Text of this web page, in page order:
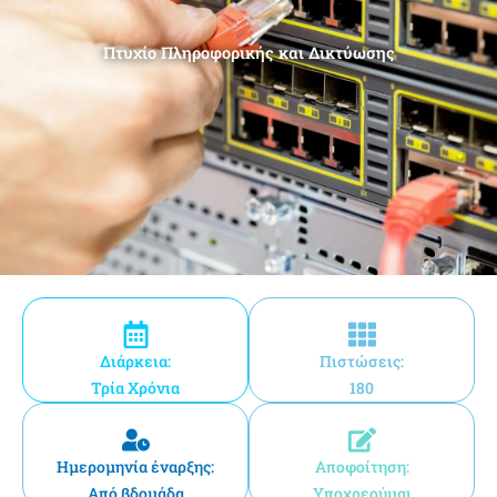
Πτυχίο Πληροφορικής και Δικτύωσης
Διάρκεια:
Τρία Χρόνια
Πιστώσεις:
180
Ημερομηνία έναρξης:
Αποφοίτηση: